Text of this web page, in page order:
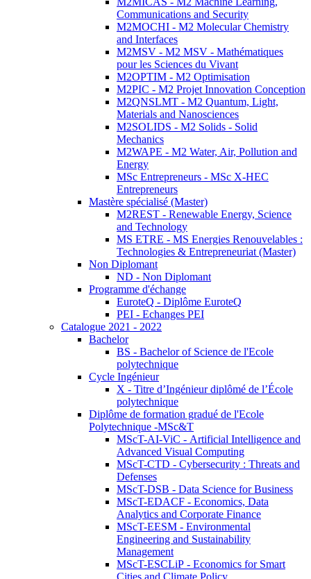
Communications and Security
M2MOCHI - M2 Molecular Chemistry
and Interfaces
M2MSV - M2 MSV - Mathématiques
pour les Sciences du Vivant
M2OPTIM - M2 Optimisation
M2PIC - M2 Projet Innovation Conception
M2QNSLMT - M2 Quantum, Light,
Materials and Nanosciences
M2SOLIDS - M2 Solids - Solid
Mechanics
M2WAPE - M2 Water, Air, Pollution and
Energy
MSc Entrepreneurs - MSc X-HEC
Entrepreneurs
Mastère spécialisé (Master)
M2REST - Renewable Energy, Science
and Technology
MS ETRE - MS Energies Renouvelables :
Technologies & Entrepreneuriat (Master)
Non Diplomant
ND - Non Diplomant
Programme d'échange
EuroteQ - Diplôme EuroteQ
PEI - Echanges PEI
Catalogue 2021 - 2022
Bachelor
BS - Bachelor of Science de l'Ecole
polytechnique
Cycle Ingénieur
X - Titre d’Ingénieur diplômé de l’École
polytechnique
Diplôme de formation gradué de l'Ecole
Polytechnique -MSc&T
MScT-AI-ViC - Artificial Intelligence and
Advanced Visual Computing
MScT-CTD - Cybersecurity : Threats and
Defenses
MScT-DSB - Data Science for Business
MScT-EDACF - Economics, Data
Analytics and Corporate Finance
MScT-EESM - Environmental
Engineering and Sustainability
Management
MScT-ESCLiP - Economics for Smart
Cities and Climate Policy